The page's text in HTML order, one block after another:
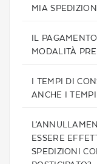
MIA
IL
MODALITÀ
I TEMPI DI
ANCHE I
ESSERE
SPEDIZIONI